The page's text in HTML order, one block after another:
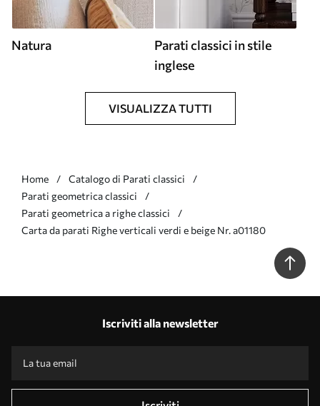
Natura
Parati classici in stile
inglese
VISUALIZZA TUTTI
Home
Catalogo di Parati classici
Parati geometrica classici
Parati geometrica a righe classici
Carta da parati Righe verticali verdi e beige Nr. a01180
Iscriviti alla newsletter